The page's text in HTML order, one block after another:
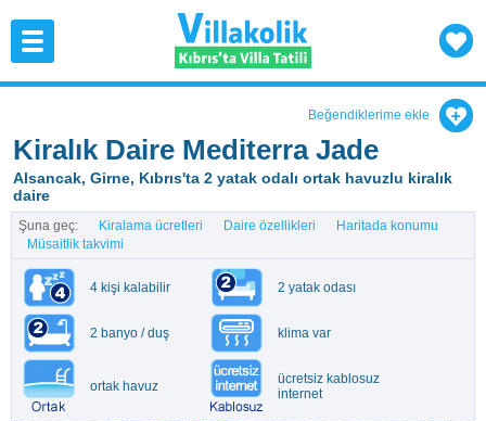
Beğendiklerime ekle
Kiralık Daire Mediterra Jade
Alsancak, Girne, Kıbrıs'ta 2 yatak odalı ortak havuzlu kiralık
daire
Şuna geç: Kiralama ücretleri Daire özellikleri
Haritada konumu
Müsaitlik takvimi
4 kişi kalabilir 2 yatak odası
2 banyo / duş klima var
ortak havuz
ücretsiz kablosuz
internet